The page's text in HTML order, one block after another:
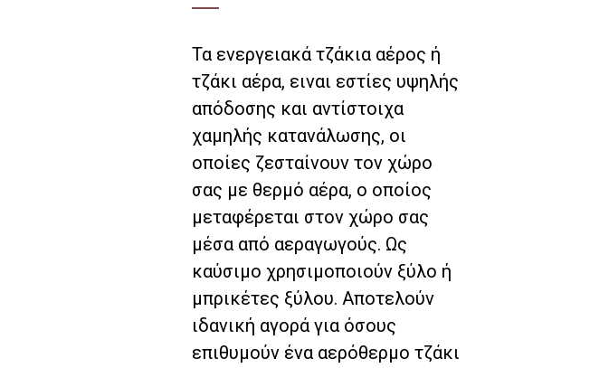
Τα ενεργειακά τζάκια αέρος ή
τζάκι αέρα, ειναι εστίες υψηλής
απόδοσης και αντίστοιχα
χαμηλής κατανάλωσης, οι
οποίες ζεσταίνουν τον χώρο
σας με θερμό αέρα, ο οποίος
μεταφέρεται στον χώρο σας
μέσα από αεραγωγούς. Ως
καύσιμο χρησιμοποιούν ξύλο ή
μπρικέτες ξύλου. Αποτελούν
ιδανική αγορά για όσους
επιθυμούν ένα αερόθερμο τζάκι